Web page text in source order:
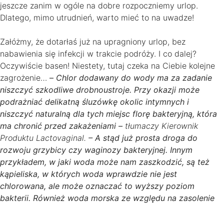
jeszcze zanim w ogóle na dobre rozpoczniemy urlop.
Dlatego, mimo utrudnień, warto mieć to na uwadze!
Załóżmy, że dotarłaś już na upragniony urlop, bez
nabawienia się infekcji w trakcie podróży. I co dalej?
Oczywiście basen! Niestety, tutaj czeka na Ciebie kolejne
zagrożenie… – Chlor dodawany do wody ma za zadanie
niszczyć szkodliwe drobnoustroje. Przy okazji może
podrażniać delikatną śluzówkę okolic intymnych i
niszczyć naturalną dla tych miejsc florę bakteryjną, która
ma chronić przed zakażeniami – tłumaczy Kierownik
Produktu Lactovaginal. – A stąd już prosta droga do
rozwoju grzybicy czy waginozy bakteryjnej. Innym
przykładem, w jaki woda może nam zaszkodzić, są też
kąpieliska, w których woda wprawdzie nie jest
chlorowana, ale może oznaczać to wyższy poziom
bakterii. Również woda morska ze względu na zasolenie